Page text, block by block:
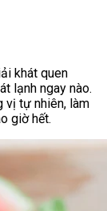
khát quen
lạnh ngay nào.
vị tự nhiên, làm
giờ hết.